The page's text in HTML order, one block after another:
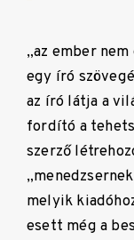
„az ember
egy író
az író látja a
fordító a
szerző
melyik
esett még a